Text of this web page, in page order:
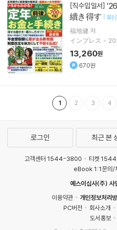
[직수입일서] ’26－27 定年前後のお金と手
續き得す [單
福地健 저
インプレス
13,260원
670원
1 2 3 4
로그인 최근 본
고객센터 1544-3800 티켓
eBook 1:1문의/
예스이십사(주) 사
이용약관
개인정보처리
PC버전
회사소개
도서홍보